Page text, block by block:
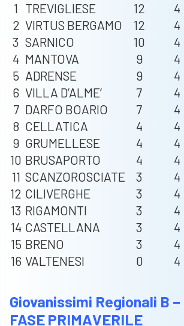
1 TREVIGLIESE 12
4
2 VIRTUS BERGAMO 12
4
3 SARNICO 10
4
4 MANTOVA 9
4
5 ADRENSE 9
4
6 VILLA D’ALME’ 7
4
7 DARFO BOARIO 7
4
8 CELLATICA 4
4
9 GRUMELLESE 4
4
10 BRUSAPORTO 4
4
11 SCANZOROSCIATE 3
4
12 CILIVERGHE 3
4
13 RIGAMONTI 3
4
14 CASTELLANA 3
4
15 BRENO 3
4
16 VALTENESI 0 4
Giovanissimi Regionali B –
FASE PRIMAVERILE